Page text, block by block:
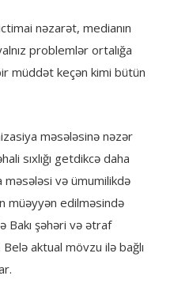
nəzarət, medianın
problemlər ortalığa
müddət keçən kimi bütün
məsələsinə nəzər
sıxlığı getdikcə daha
və ümumilikdə
müəyyən edilməsində
Bakı şəhəri və ətraf
aktual mövzu ilə bağlı